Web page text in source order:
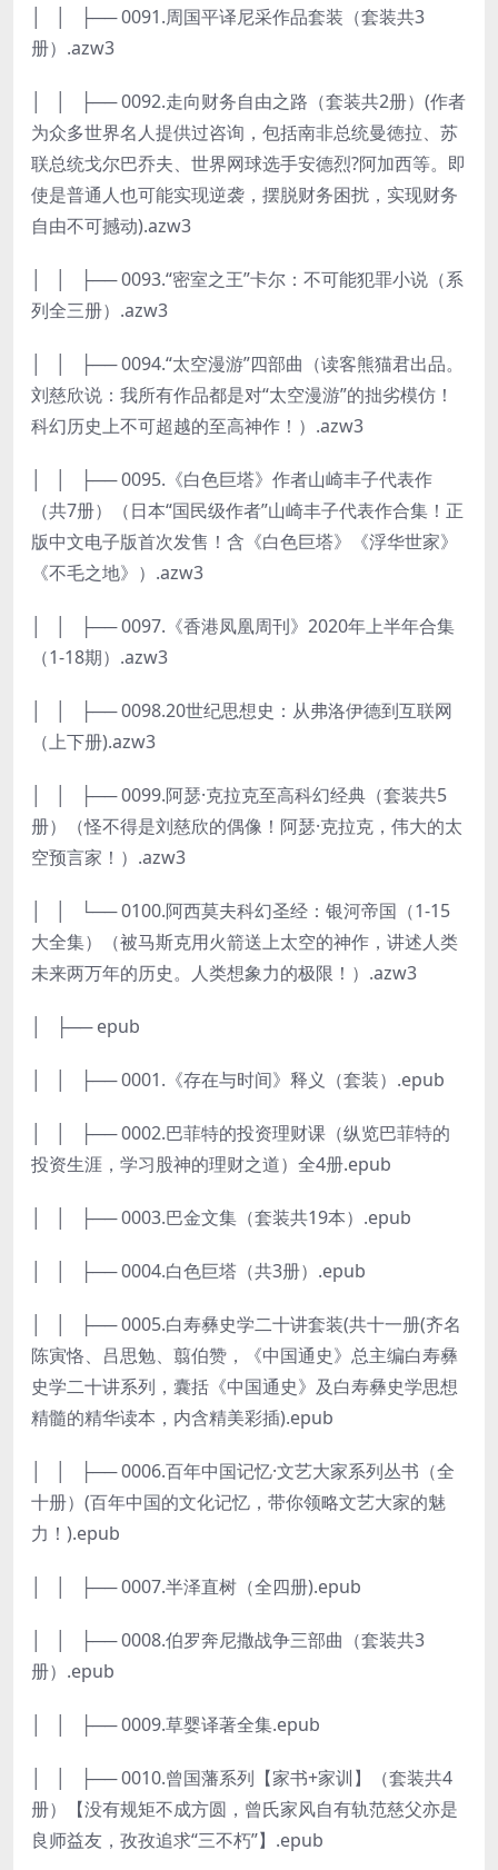
│ │ ├── 0091.周国平译尼采作品套装（套装共3
册）.azw3
│ │ ├── 0092.走向财务自由之路（套装共2册）(作者
为众多世界名人提供过咨询，包括南非总统曼徳拉、苏
联总统戈尔巴乔夫、世界网球选手安德烈?阿加西等。即
使是普通人也可能实现逆袭，摆脱财务困扰，实现财务
自由不可撼动).azw3
│ │ ├── 0093.“密室之王”卡尔：不可能犯罪小说（系
列全三册）.azw3
│ │ ├── 0094.“太空漫游”四部曲（读客熊猫君出品。
刘慈欣说：我所有作品都是对“太空漫游”的拙劣模仿！
科幻历史上不可超越的至高神作！）.azw3
│ │ ├── 0095.《白色巨塔》作者山崎丰子代表作
（共7册）（日本“国民级作者”山崎丰子代表作合集！正
版中文电子版首次发售！含《白色巨塔》《浮华世家》
《不毛之地》）.azw3
│ │ ├── 0097.《香港凤凰周刊》2020年上半年合集
（1-18期）.azw3
│ │ ├── 0098.20世纪思想史：从弗洛伊德到互联网
（上下册).azw3
│ │ ├── 0099.阿瑟·克拉克至高科幻经典（套装共5
册）（怪不得是刘慈欣的偶像！阿瑟·克拉克，伟大的太
空预言家！）.azw3
│ │ └── 0100.阿西莫夫科幻圣经：银河帝国（1-15
大全集）（被马斯克用火箭送上太空的神作，讲述人类
未来两万年的历史。人类想象力的极限！）.azw3
│ ├── epub
│ │ ├── 0001.《存在与时间》释义（套装）.epub
│ │ ├── 0002.巴菲特的投资理财课（纵览巴菲特的
投资生涯，学习股神的理财之道）全4册.epub
│ │ ├── 0003.巴金文集（套装共19本）.epub
│ │ ├── 0004.白色巨塔（共3册）.epub
│ │ ├── 0005.白寿彝史学二十讲套装(共十一册(齐名
陈寅恪、吕思勉、翦伯赞，《中国通史》总主编白寿彝
史学二十讲系列，囊括《中国通史》及白寿彝史学思想
精髓的精华读本，内含精美彩插).epub
│ │ ├── 0006.百年中国记忆·文艺大家系列丛书（全
十册）(百年中国的文化记忆，带你领略文艺大家的魅
力！).epub
│ │ ├── 0007.半泽直树（全四册).epub
│ │ ├── 0008.伯罗奔尼撒战争三部曲（套装共3
册）.epub
│ │ ├── 0009.草婴译著全集.epub
│ │ ├── 0010.曾国藩系列【家书+家训】（套装共4
册）【没有规矩不成方圆，曾氏家风自有轨范慈父亦是
良师益友，孜孜追求“三不朽”】.epub